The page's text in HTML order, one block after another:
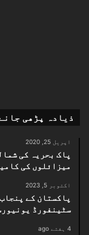
ذیادہ پڑھی
اپریل 25, 2020
پاک بحریہ کی
میزائلوں کی
اکتوبر 5, 2023
پاکستان کے
سٹینفورڈ
4 ہفتے ago